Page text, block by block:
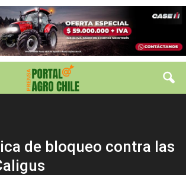
de bloqueo contra las